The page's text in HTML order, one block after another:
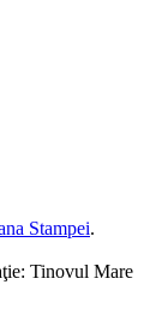
Stampei.
Tinovul Mare